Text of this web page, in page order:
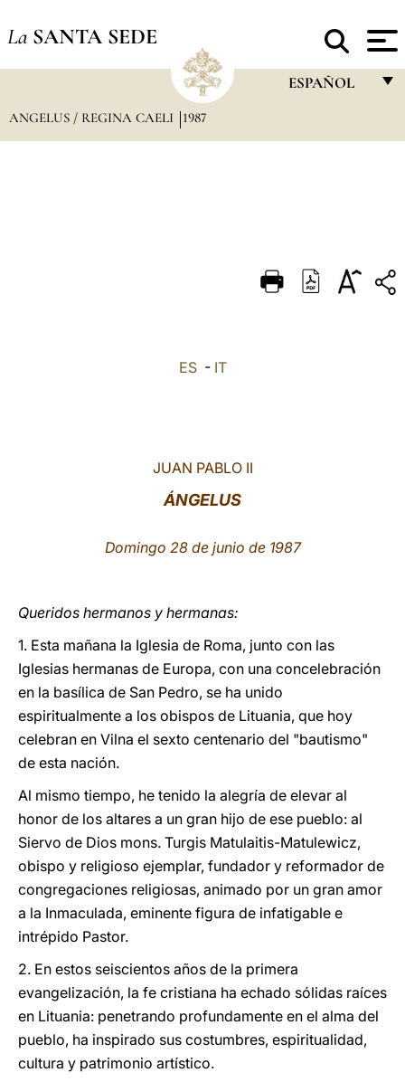
La SANTA SEDE
ESPAÑOL
DEUTSCH
ANGELUS / REGINA CAELI 1987
ES- IT
JUAN PABLO II
ÁNGELUS
Domingo 28 de junio de 1987
Queridos hermanos y hermanas:
1. Esta mañana la Iglesia de Roma, junto con las
Iglesias hermanas de Europa, con una concelebración
en la basílica de San Pedro, se ha unido
espiritualmente a los obispos de Lituania, que hoy
celebran en Vilna el sexto centenario del "bautismo"
de esta nación.
Al mismo tiempo, he tenido la alegría de elevar al
honor de los altares a un gran hijo de ese pueblo: al
Siervo de Dios mons. Turgis Matulaitis-Matulewicz,
obispo y religioso ejemplar, fundador y reformador de
congregaciones religiosas, animado por un gran amor
a la Inmaculada, eminente figura de infatigable e
intrépido Pastor.
2. En estos seiscientos años de la primera
evangelización, la fe cristiana ha echado sólidas raíces
en Lituania: penetrando profundamente en el alma del
pueblo, ha inspirado sus costumbres, espiritualidad,
cultura y patrimonio artístico.